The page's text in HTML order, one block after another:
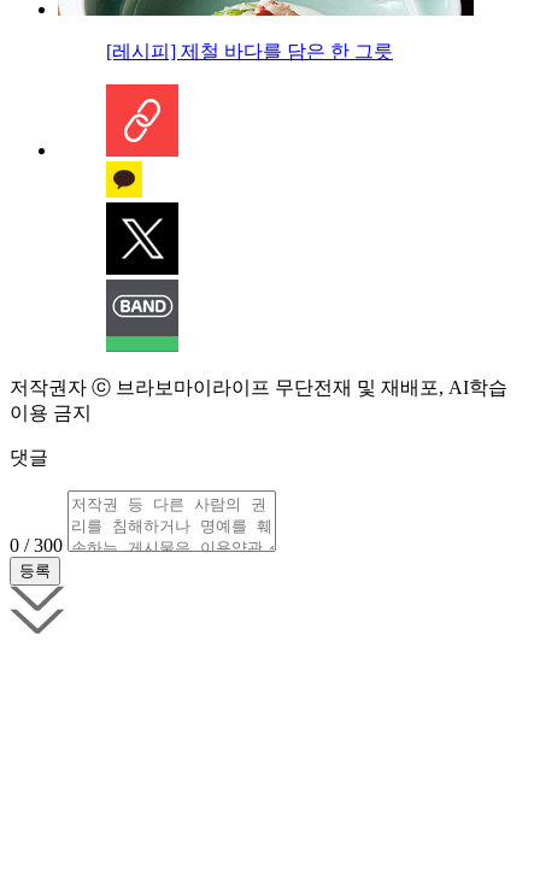
[레시피] 제철 바다를 담은 한 그릇
저작권자 ⓒ 브라보마이라이프 무단전재 및 재배포, AI학습
이용 금지
댓글
0 / 300